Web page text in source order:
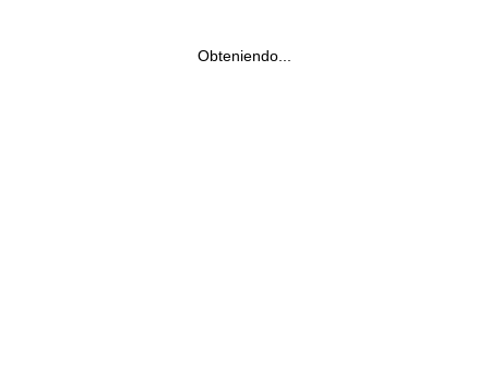
Obteniendo...